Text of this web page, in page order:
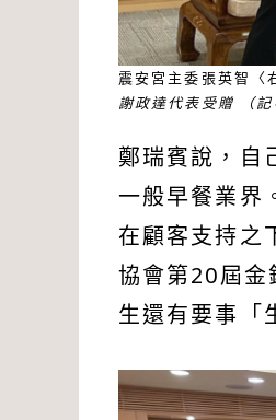
震安宮主委張英智〈
謝政達代表受贈 （記
鄭瑞賓說，自
一般早餐業界
在顧客支持之
協會第20屆金
生還有要事「